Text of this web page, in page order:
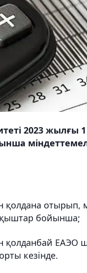
2023 жылғы
отырып,
бойынша;
қолданбай ЕАЭО
кезінде.